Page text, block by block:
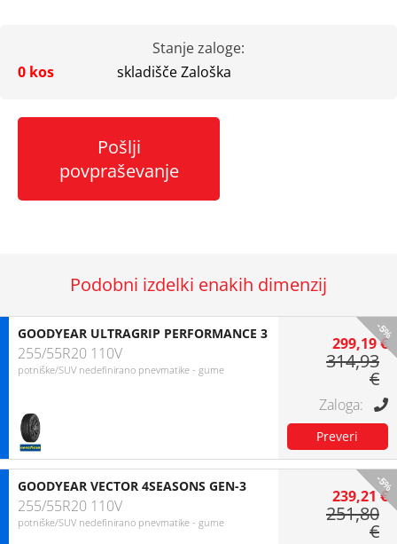
Stanje zaloge:
0 kos
skladišče Zaloška
Pošlji
povpraševanje
Podobni izdelki enakih dimenzij
-5%
GOODYEAR ULTRAGRIP PERFORMANCE 3
255/55R20 110V
potniške/SUV nedefinirano pnevmatike - gume
299,19 €
314,93
€
-5%
GOODYEAR VECTOR 4SEASONS GEN-3
255/55R20 110V
potniške/SUV nedefinirano pnevmatike - gume
239,21 €
251,80
€